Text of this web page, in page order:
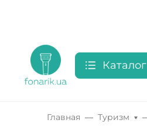
Каталог
Главная Туризм